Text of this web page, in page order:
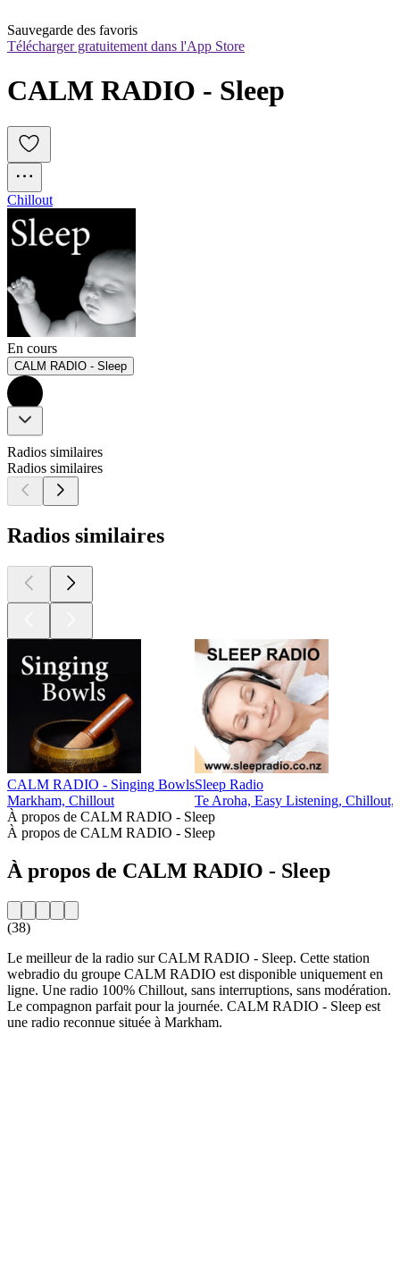
Sauvegarde des favoris
Télécharger gratuitement dans l'App Store
CALM RADIO - Sleep
Chillout
En cours
CALM RADIO - Sleep
Radios similaires
Radios similaires
Radios similaires
CALM RADIO - Singing Bowls
Markham, Chillout
Sleep Radio
Te Aroha, Easy Listening, Chillout,
À propos de CALM RADIO - Sleep
À propos de CALM RADIO - Sleep
À propos de CALM RADIO - Sleep
(38)
Le meilleur de la radio sur CALM RADIO - Sleep. Cette station
webradio du groupe CALM RADIO est disponible uniquement en
ligne. Une radio 100% Chillout, sans interruptions, sans modération.
Le compagnon parfait pour la journée. CALM RADIO - Sleep est
une radio reconnue située à Markham.